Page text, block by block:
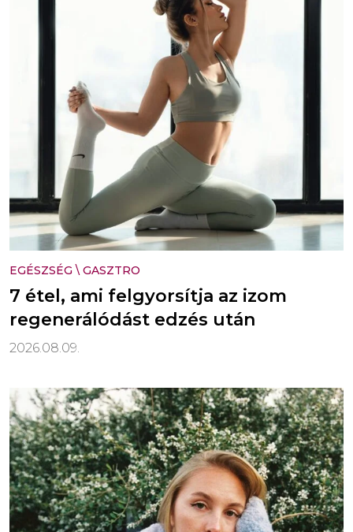
EGÉSZSÉG \ GASZTRO
7 étel, ami felgyorsítja az izom
regenerálódást edzés után
2026.08.09.